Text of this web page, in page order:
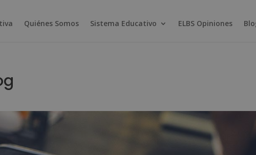
Quiénes Somos Sistema Educativo ELBS Opiniones